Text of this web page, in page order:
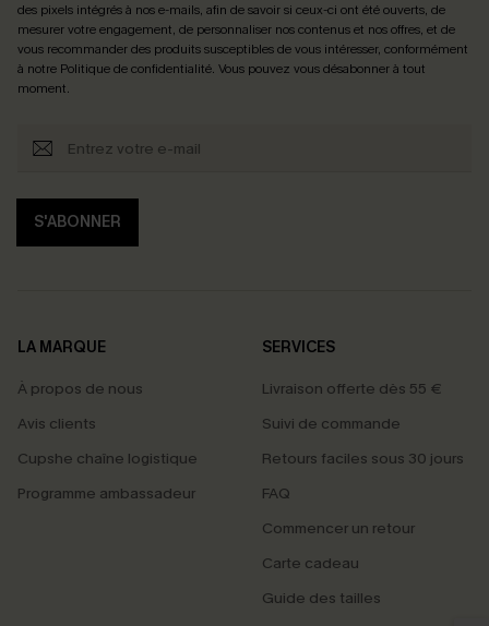
des pixels intégrés à nos e-mails, afin de savoir si ceux-ci ont été ouverts, de
mesurer votre engagement, de personnaliser nos contenus et nos offres, et de
vous recommander des produits susceptibles de vous intéresser, conformément
à notre Politique de confidentialité. Vous pouvez vous désabonner à tout
moment.
S'ABONNER
LA MARQUE
À propos de nous
Avis clients
Cupshe chaîne logistique
Programme ambassadeur
SERVICES
Livraison offerte dès 55 €
Suivi de commande
Retours faciles sous 30 jours
FAQ
Commencer un retour
Carte cadeau
Guide des tailles
PROFITEZ DE -15%